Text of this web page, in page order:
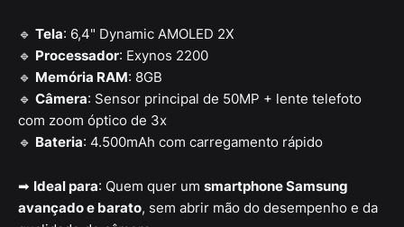
🔹 Tela: 6,4" Dynamic AMOLED 2X
🔹 Processador: Exynos 2200
🔹 Memória RAM: 8GB
🔹 Câmera: Sensor principal de 50MP + lente telefoto
com zoom óptico de 3x
🔹 Bateria: 4.500mAh com carregamento rápido
➡ Ideal para: Quem quer um smartphone Samsung
avançado e barato, sem abrir mão do desempenho e da